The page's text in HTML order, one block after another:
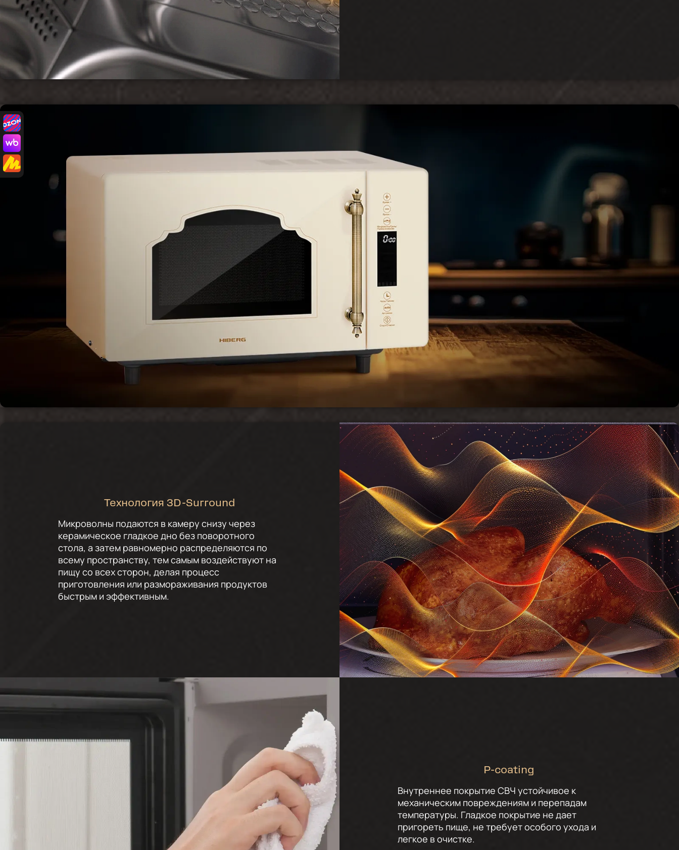
Технология 3D-Surround
Микроволны подаются в камеру снизу через
керамическое гладкое дно без поворотного
стола, а затем равномерно распределяются по
всему пространству, тем самым воздействуют на
пищу со всех сторон, делая процесс
приготовления или размораживания продуктов
быстрым и эффективным.
P-coating
Внутреннее покрытие СВЧ устойчивое к
механическим повреждениям и перепадам
температуры. Гладкое покрытие не дает
пригореть пище, не требует особого ухода и
легкое в очистке.